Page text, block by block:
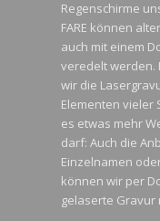
Regenschirme
FARE können
auch mit einem
veredelt werden.
wir die
Elementen vieler
es etwas mehr
darf: Auch die
Einzelnamen
können wir per
gelaserte Gravur